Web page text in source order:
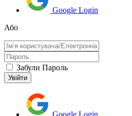
Google Login
Або
Забули Пароль
Google Login